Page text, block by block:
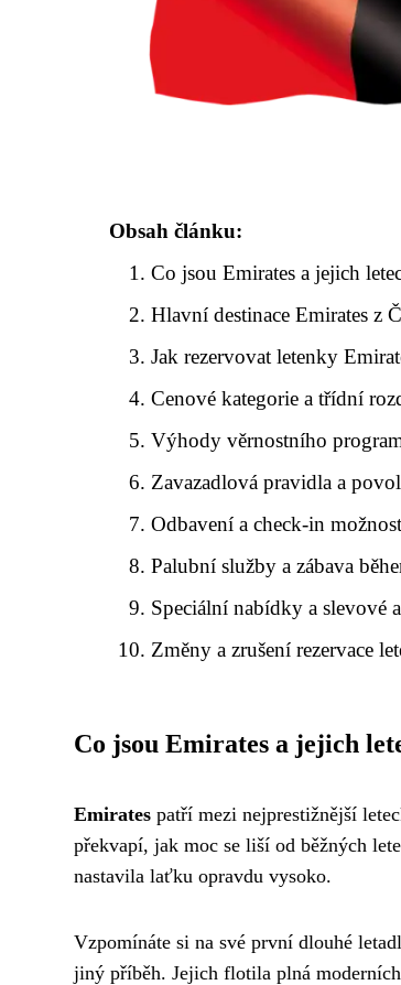
Obsah článku:
Co jsou Emirates a jejich
Hlavní destinace Emirates z
Jak rezervovat letenky
Cenové kategorie a třídní
Výhody věrnostního
Zavazadlová pravidla a
Odbavení a check-in
Palubní služby a zábava
Speciální nabídky a slevové
Změny a zrušení rezervace
Co jsou Emirates a jejich
Emirates patří mezi nejprestižnější
překvapí, jak moc se liší od běžných
nastavila laťku opravdu vysoko.
Vzpomínáte si na své první dlouhé
jiný příběh. Jejich flotila plná